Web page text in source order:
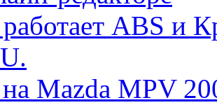
ABS и
Mazda MPV